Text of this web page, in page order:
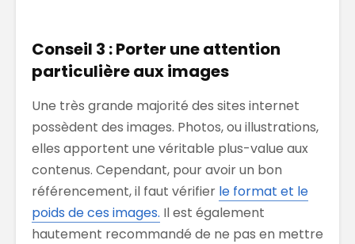
Conseil 3 : Porter une attention
particulière aux images
Une très grande majorité des sites internet
possèdent des images. Photos, ou illustrations,
elles apportent une véritable plus-value aux
contenus. Cependant, pour avoir un bon
référencement, il faut vérifier le format et le
poids de ces images. Il est également
hautement recommandé de ne pas en mettre